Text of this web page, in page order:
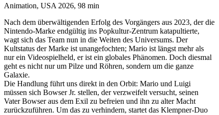
Animation, USA 2026, 98 min
Nach dem überwältigenden Erfolg des Vorgängers aus 2023, der die
Nintendo-Marke endgültig ins Popkultur-Zentrum katapultierte,
wagt sich das Team nun in die Weiten des Universums. Der
Kultstatus der Marke ist unangefochten; Mario ist längst mehr als
nur ein Videospielheld, er ist ein globales Phänomen. Doch diesmal
geht es nicht nur um Pilze und Röhren, sondern um die ganze
Galaxie.
Die Handlung führt uns direkt in den Orbit: Mario und Luigi
müssen sich Bowser Jr. stellen, der verzweifelt versucht, seinen
Vater Bowser aus dem Exil zu befreien und ihn zu alter Macht
zurückzuführen. Um das zu verhindern, startet das Klempner-Duo